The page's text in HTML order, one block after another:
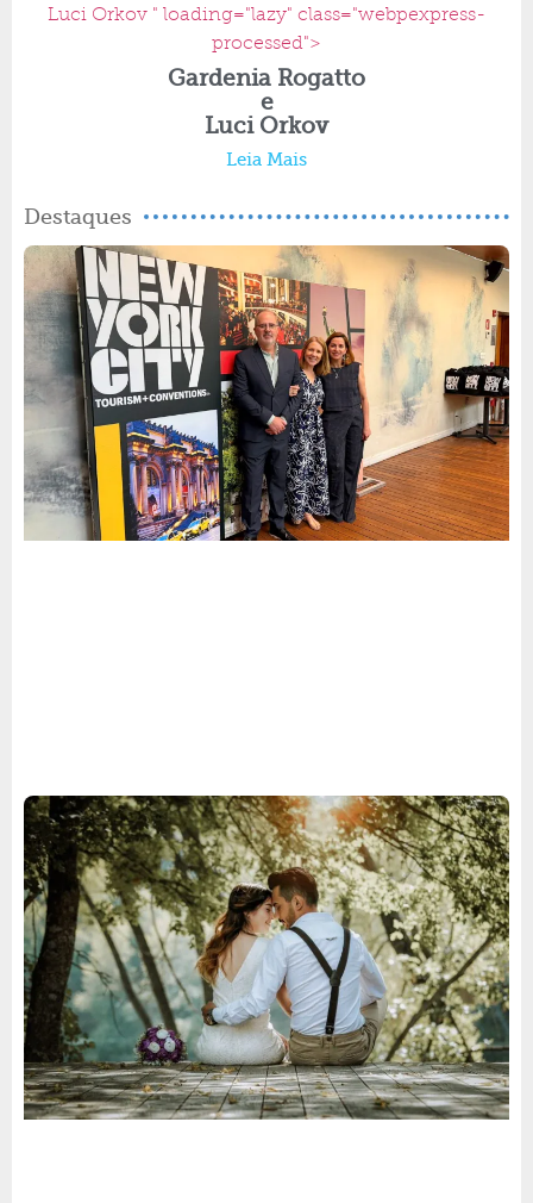
Luci Orkov " loading="lazy" class="webpexpress-
processed">
Gardenia Rogatto
e
Luci Orkov
Leia Mais
Destaques